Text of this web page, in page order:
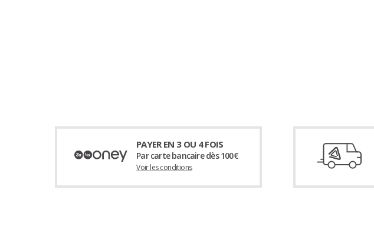
PAYER EN 3 OU 4 FOIS
Par carte bancaire dès 100€
Voir les conditions